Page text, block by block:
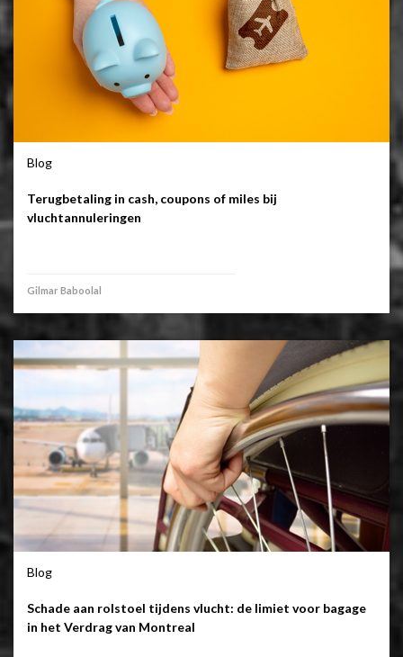
Blog
Terugbetaling in cash, coupons of miles bij
vluchtannuleringen
Gilmar Baboolal
Blog
Schade aan rolstoel tijdens vlucht: de limiet voor bagage
in het Verdrag van Montreal